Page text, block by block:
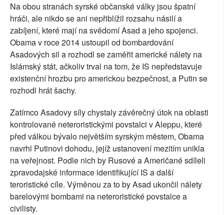
Na obou stranách syrské občanské války jsou špatní
hráči, ale nikdo se ani nepřiblížil rozsahu násilí a
zabíjení, které mají na svědomí Asad a jeho spojenci.
Obama v roce 2014 ustoupil od bombardování
Asadových sil a rozhodl se zaměřit americké nálety na
Islámský stát, ačkoliv trval na tom, že IS nepředstavuje
existenční hrozbu pro americkou bezpečnost, a Putin se
rozhodl hrát šachy.
Zatímco Asadovy síly chystaly závěrečný útok na oblasti
kontrolované neteroristickými povstalci v Aleppu, které
před válkou bývalo největším syrským městem, Obama
navrhl Putinovi dohodu, jejíž ustanovení mezitím unikla
na veřejnost. Podle nich by Rusové a Američané sdíleli
zpravodajské informace identifikující IS a další
teroristické cíle. Výměnou za to by Asad ukončil nálety
barelovými bombami na neteroristické povstalce a
civilisty.